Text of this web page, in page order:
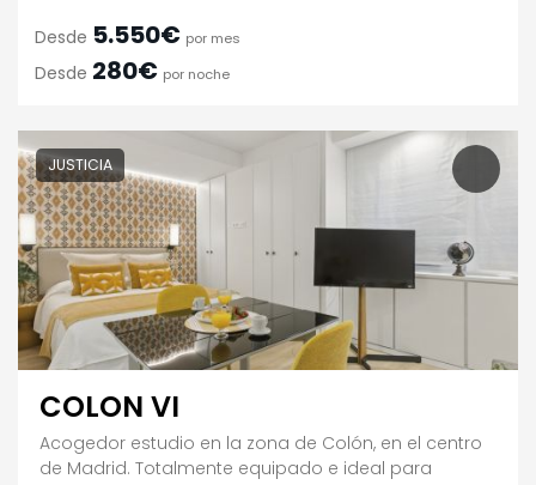
Desde 5.550€ por mes
Desde 280€ por noche
JUSTICIA
COLON VI
Acogedor estudio en la zona de Colón, en el centro
de Madrid. Totalmente equipado e ideal para